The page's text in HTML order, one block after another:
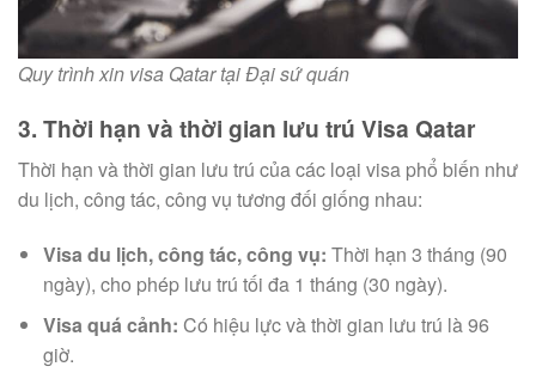
Quy trình xin visa Qatar tại Đại sứ quán
3. Thời hạn và thời gian lưu trú Visa Qatar
Thời hạn và thời gian lưu trú của các loại visa phổ biến như
du lịch, công tác, công vụ tương đối giống nhau:
Visa du lịch, công tác, công vụ: Thời hạn 3 tháng (90
ngày), cho phép lưu trú tối đa 1 tháng (30 ngày).
Visa quá cảnh: Có hiệu lực và thời gian lưu trú là 96
giờ.